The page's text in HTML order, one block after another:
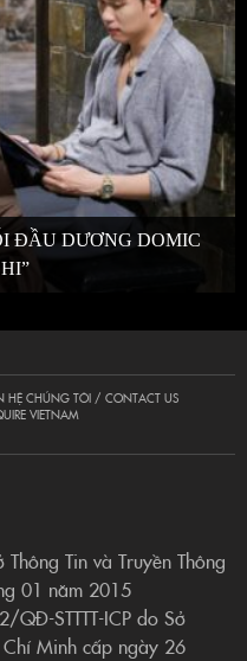
ĐẦU DƯƠNG DOMIC
HỆ CHÚNG TÔI / CONTACT US
VIETNAM
Tin và Truyền Thông
01 năm 2015
QĐ-STTTT-ICP do Sở
Chí Minh cấp ngày 26